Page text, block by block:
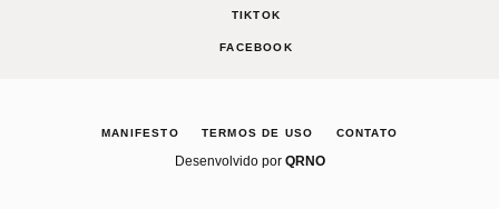
TIKTOK
FACEBOOK
MANIFESTO TERMOS DE USO CONTATO
Desenvolvido por QRNO